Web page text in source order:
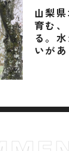
山梨
育む
る。
いがあ